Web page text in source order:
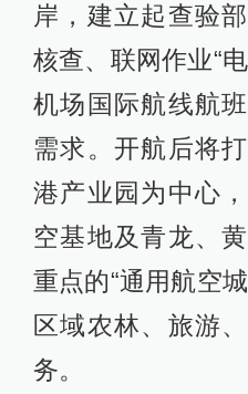
岸，建立起查验
核查、联网作业“
机场国际航线航
需求。开航后将
港产业园为中心
空基地及青龙、
重点的“通用航空
区域农林、旅游
务。